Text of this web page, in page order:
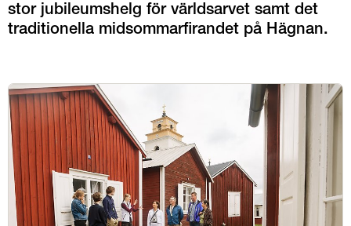
stor jubileumshelg för världsarvet samt det
traditionella midsommarfirandet på Hägnan.